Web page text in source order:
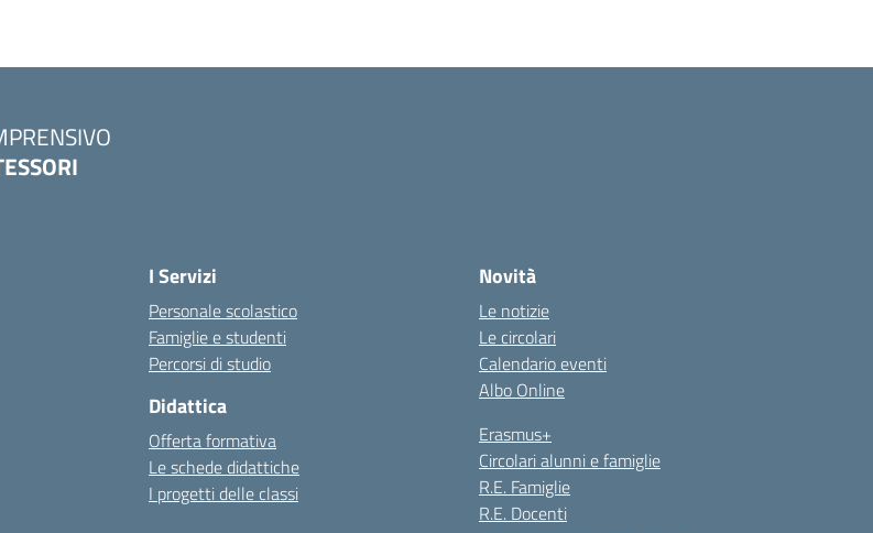
I Servizi
Personale scolastico
Famiglie e studenti
Percorsi di studio
Didattica
Offerta formativa
Le schede didattiche
I progetti delle classi
Novità
Le notizie
Le circolari
Calendario eventi
Albo Online
Erasmus+
Circolari alunni e famiglie
R.E. Famiglie
R.E. Docenti